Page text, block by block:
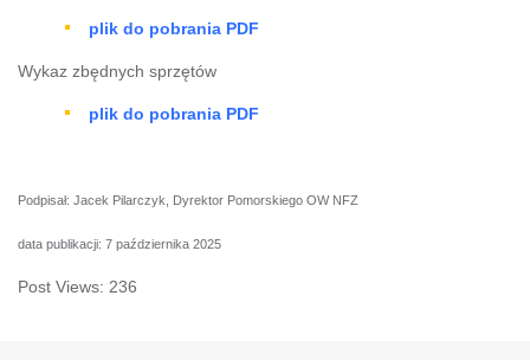
plik do pobrania PDF
Wykaz zbędnych sprzętów
plik do pobrania PDF
Podpisał: Jacek Pilarczyk, Dyrektor Pomorskiego OW NFZ
data publikacji: 7 października 2025
Post Views: 236